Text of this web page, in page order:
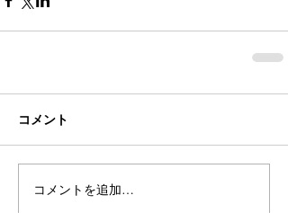
コメント
コメントを追加…